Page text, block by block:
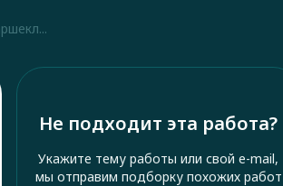
Не подходит эта работа?
Укажите тему работы или свой e-mail,
мы отправим подборку похожих работ